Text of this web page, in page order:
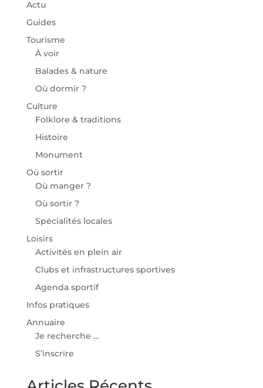
Actu
Guides
Tourisme
À voir
Balades & nature
Où dormir ?
Culture
Folklore & traditions
Histoire
Monument
Où sortir
Où manger ?
Où sortir ?
Spécialités locales
Loisirs
Activités en plein air
Clubs et infrastructures sportives
Agenda sportif
Infos pratiques
Annuaire
Je recherche …
S’inscrire